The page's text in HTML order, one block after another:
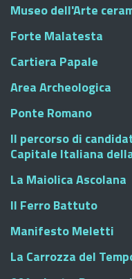
Museo dell'Arte
Forte Malatesta
Cartiera Papale
Area Archeologica
Ponte Romano
Il percorso di
Capitale Italiana
La Maiolica Ascolana
Il Ferro Battuto
Manifesto Meletti
La Carrozza del